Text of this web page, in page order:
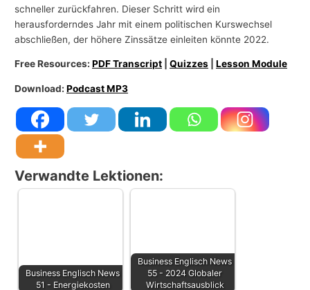
schneller zurückfahren. Dieser Schritt wird ein
herausforderndes Jahr mit einem politischen Kurswechsel
abschließen, der höhere Zinssätze einleiten könnte 2022.
Free Resources:PDF Transcript |Quizzes |Lesson Module
Download:Podcast MP3
Verwandte Lektionen:
Business Englisch News
51 - Energiekosten
Business Englisch News
55 - 2024 Globaler
Wirtschaftsausblick